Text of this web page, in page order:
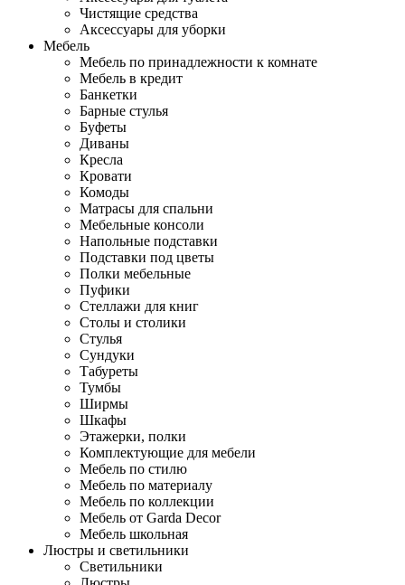
Чистящие средства
Аксессуары для уборки
Мебель
Мебель по принадлежности к комнате
Мебель в кредит
Банкетки
Барные стулья
Буфеты
Диваны
Кресла
Кровати
Комоды
Матрасы для спальни
Мебельные консоли
Напольные подставки
Подставки под цветы
Полки мебельные
Пуфики
Стеллажи для книг
Столы и столики
Стулья
Сундуки
Табуреты
Тумбы
Ширмы
Шкафы
Этажерки, полки
Комплектующие для мебели
Мебель по стилю
Мебель по материалу
Мебель по коллекции
Мебель от Garda Decor
Мебель школьная
Люстры и светильники
Светильники